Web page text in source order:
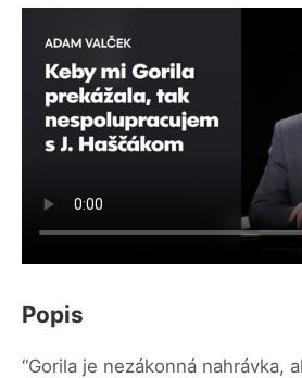
Popis
“Gorila je nezákonná nahrávka,